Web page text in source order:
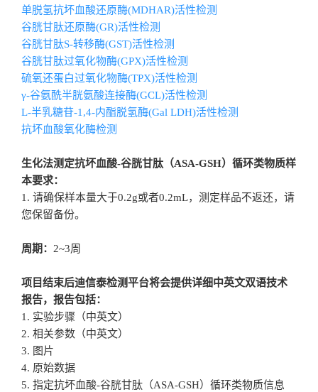
单脱氢抗坏血酸还原酶(MDHAR)活性检测
谷胱甘肽还原酶(GR)活性检测
谷胱甘肽S-转移酶(GST)活性检测
谷胱甘肽过氧化物酶(GPX)活性检测
硫氧还蛋白过氧化物酶(TPX)活性检测
γ-谷氨酰半胱氨酸连接酶(GCL)活性检测
L-半乳糖苷-1,4-内酯脱氢酶(Gal LDH)活性检测
抗坏血酸氧化酶检测
生化法测定抗坏血酸-谷胱甘肽（ASA-GSH）循环类物质样
本要求：
1. 请确保样本量大于0.2g或者0.2mL，测定样品不返还，请
您保留备份。
周期： 2~3周
项目结束后迪信泰检测平台将会提供详细中英文双语技术
报告，报告包括：
1. 实验步骤（中英文）
2. 相关参数（中英文）
3. 图片
4. 原始数据
5. 指定抗坏血酸-谷胱甘肽（ASA-GSH）循环类物质信息